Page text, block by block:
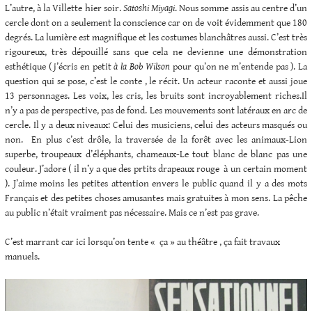
L’autre, à la Villette hier soir.Satoshi Miyagi. Nous somme assis au centre d’un
cercle dont on a seulement la conscience car on de voit évidemment que 180
degrés. La lumière est magnifique et les costumes blanchâtres aussi. C’est très
rigoureux, très dépouillé sans que cela ne devienne une démonstration
esthétique ( j’écris en petità la Bob Wilson pour qu’on ne m’entende pas ). La
question qui se pose, c’est le conte , le récit. Un acteur raconte et aussi joue
13 personnages. Les voix, les cris, les bruits sont incroyablement riches.Il
n’y a pas de perspective, pas de fond. Les mouvements sont latéraux en arc de
cercle. Il y a deux niveaux: Celui des musiciens, celui des acteurs masqués ou
non. En plus c’est drôle, la traversée de la forêt avec les animaux-Lion
superbe, troupeaux d’éléphants, chameaux-Le tout blanc de blanc pas une
couleur. J’adore ( il n’y a que des prtits drapeaux rouge à un certain moment
). J’aime moins les petites attention envers le public quand il y a des mots
Français et des petites choses amusantes mais gratuites à mon sens. La pêche
au public n’était vraiment pas nécessaire. Mais ce n’est pas grave.
C’est marrant car ici lorsqu’on tente « ça » au théâtre , ça fait travaux
manuels.